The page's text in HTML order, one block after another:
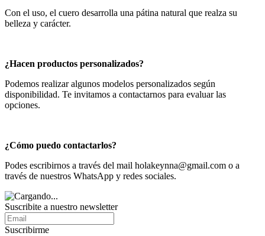
Con el uso, el cuero desarrolla una pátina natural que realza su
belleza y carácter.
¿Hacen productos personalizados?
Podemos realizar algunos modelos personalizados según
disponibilidad. Te invitamos a contactarnos para evaluar las
opciones.
¿Cómo puedo contactarlos?
Podes escribirnos a través del mail holakeynna@gmail.com o a
través de nuestros WhatsApp y redes sociales.
Suscribite a nuestro newsletter
Suscribirme